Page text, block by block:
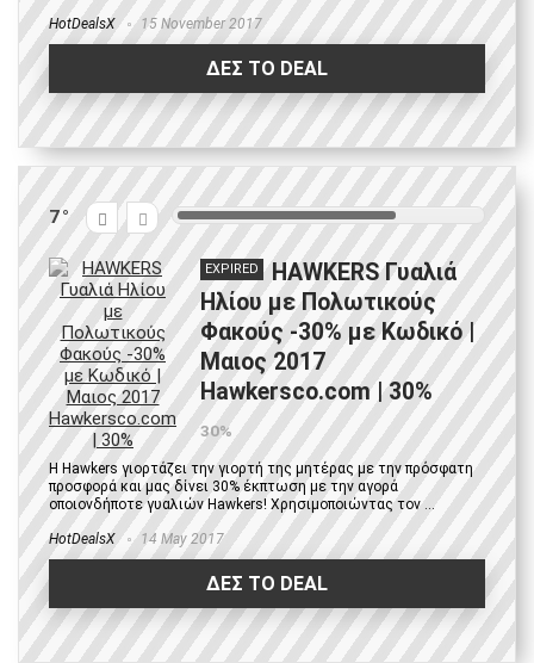
HotDealsX 15 November 2017
ΔΕΣ ΤΟ DEAL
7
EXPIRED
HAWKERS Γυαλιά
Hλίου με Πολωτικούς
Φακούς -30% με Κωδικό |
Μαιος 2017
Hawkersco.com | 30%
30%
Η Hawkers γιορτάζει την γιορτή της μητέρας με την πρόσφατη
προσφορά και μας δίνει 30% έκπτωση με την αγορά
οποιονδήποτε γυαλιών Hawkers! Χρησιμοποιώντας τον ...
HotDealsX 14 May 2017
ΔΕΣ ΤΟ DEAL